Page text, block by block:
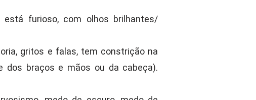
furioso, com olhos brilhantes/
gritos e falas, tem constrição na
dos braços e mãos ou da cabeça).